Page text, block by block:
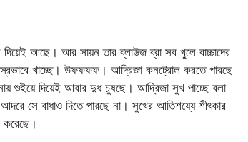
আছে। আর সায়ন তার ব্লাউজ ব্রা সব খুলে বাচ্চাদের
খাচ্ছে। উফফফফ। আদ্রিজা কনট্রোল করতে পারছে
শুইয়ে দিয়েই আবার দুধ চুষছে। আদ্রিজা সুখ পাচ্ছে বলা
সে বাধাও দিতে পারছে না। সুখের আতিশয্যে শীৎকার
করেছে।